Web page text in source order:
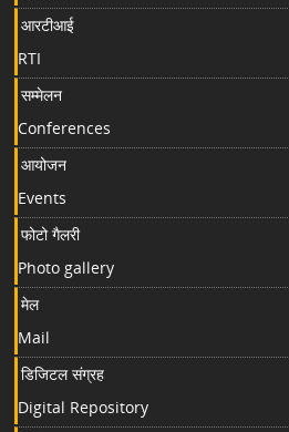
आरटीआई
RTI
सम्मेलन
Conferences
आयोजन
Events
फोटो गैलरी
Photo gallery
मेल
Mail
डिजिटल संग्रह
Digital Repository